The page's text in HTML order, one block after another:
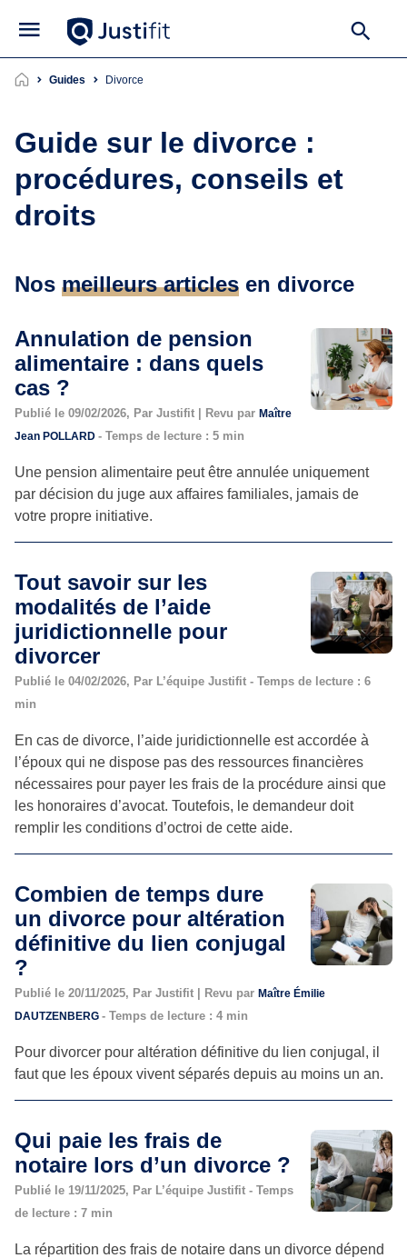
Guides divorce
Guide sur le divorce :
procédures, conseils et
droits
Nos meilleurs articles en divorce
Annulation de pension
alimentaire : dans quels
cas ?
Publié le 09/02/2026, Par Justifit | Revu par Maître
Jean POLLARD - Temps de lecture : 5 min
Une pension alimentaire peut être annulée uniquement
par décision du juge aux affaires familiales, jamais de
votre propre initiative.
Tout savoir sur les
modalités de l’aide
juridictionnelle pour
divorcer
Publié le 04/02/2026, Par L’équipe Justifit - Temps de lecture : 6
min
En cas de divorce, l’aide juridictionnelle est accordée à
l’époux qui ne dispose pas des ressources financières
nécessaires pour payer les frais de la procédure ainsi que
les honoraires d’avocat. Toutefois, le demandeur doit
remplir les conditions d’octroi de cette aide.
Combien de temps dure
un divorce pour altération
définitive du lien conjugal
?
Publié le 20/11/2025, Par Justifit | Revu par Maître Émilie
DAUTZENBERG - Temps de lecture : 4 min
Pour divorcer pour altération définitive du lien conjugal, il
faut que les époux vivent séparés depuis au moins un an.
Qui paie les frais de
notaire lors d’un divorce ?
Publié le 19/11/2025, Par L’équipe Justifit - Temps
de lecture : 7 min
La répartition des frais de notaire dans un divorce dépend